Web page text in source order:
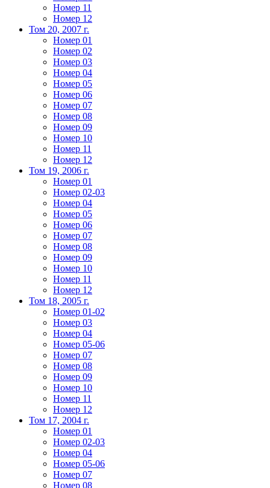
Номер 11
Номер 12
Том 20, 2007 г.
Номер 01
Номер 02
Номер 03
Номер 04
Номер 05
Номер 06
Номер 07
Номер 08
Номер 09
Номер 10
Номер 11
Номер 12
Том 19, 2006 г.
Номер 01
Номер 02-03
Номер 04
Номер 05
Номер 06
Номер 07
Номер 08
Номер 09
Номер 10
Номер 11
Номер 12
Том 18, 2005 г.
Номер 01-02
Номер 03
Номер 04
Номер 05-06
Номер 07
Номер 08
Номер 09
Номер 10
Номер 11
Номер 12
Том 17, 2004 г.
Номер 01
Номер 02-03
Номер 04
Номер 05-06
Номер 07
Номер 08